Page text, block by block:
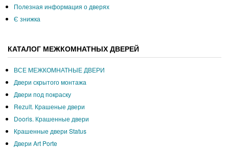
Полезная информация о дверях
Є знижка
КАТАЛОГ МЕЖКОМНАТНЫХ ДВЕРЕЙ
ВСЕ МЕЖКОМНАТНЫЕ ДВЕРИ
Двери скрытого монтажа
Двери под покраску
Rezult. Крашеные двери
Dooris. Крашенные двери
Крашенные двери Status
Двери Art Porte